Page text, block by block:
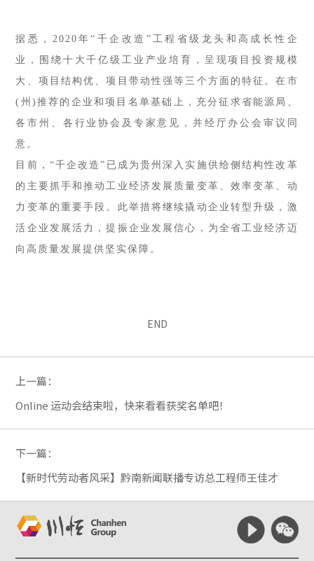
据悉，2020年“千企改造”工程省级龙头和高成长性企
业，围绕十大千亿级工业产业培育，呈现项目投资规模
大、项目结构优、项目带动性强等三个方面的特征。在市
(州)推荐的企业和项目名单基础上，充分征求省能源局、
各市州、各行业协会及专家意见，并经厅办公会审议同
意。
目前，“千企改造”已成为贵州深入实施供给侧结构性改革
的主要抓手和推动工业经济发展质量变革、效率变革、动
力变革的重要手段。此举措将继续撬动企业转型升级，激
活企业发展活力，提振企业发展信心，为全省工业经济迈
向高质量发展提供坚实保障。
END
上一篇：
Online 运动会结束啦，快来看看获奖名单吧！
下一篇：
【新时代劳动者风采】黔南新闻联播专访总工程师王佳才